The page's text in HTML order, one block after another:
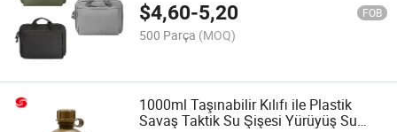
$4,60-5,20 FOB
500 Parça (MOQ)
1000ml Taşınabilir Kılıfı ile Plastik
Savaş Taktik Su Şişesi Yürüyüş Su